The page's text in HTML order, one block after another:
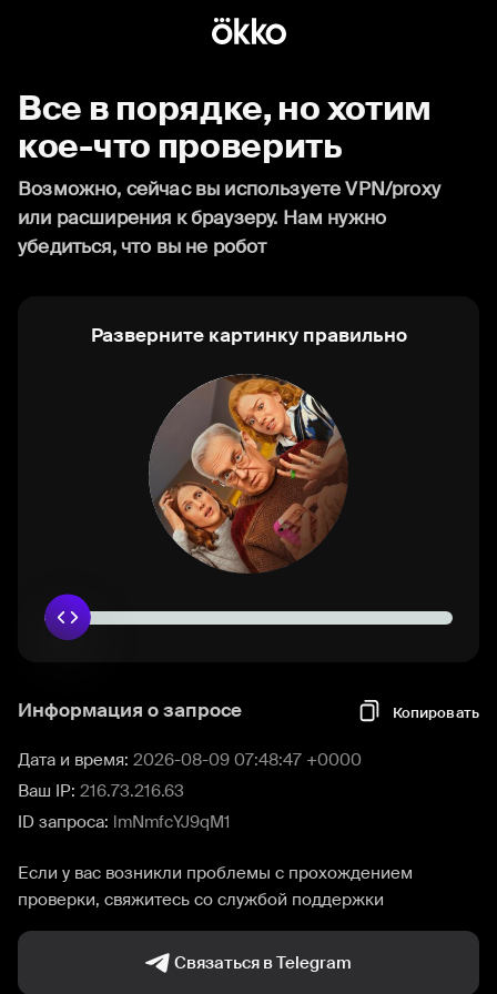
Все в порядке, но хотим
кое-что проверить
Возможно, сейчас вы используете VPN/proxy
или расширения к браузеру. Нам нужно
убедиться, что вы не робот
Разверните картинку правильно
Информация о запросе Копировать
Дата и время: 2026-08-09 07:48:47 +0000
Ваш IP: 216.73.216.63
ID запроса: lmNmfcYJ9qM1
Если у вас возникли проблемы с прохождением
проверки, свяжитесь со службой поддержки
Связаться в Telegram